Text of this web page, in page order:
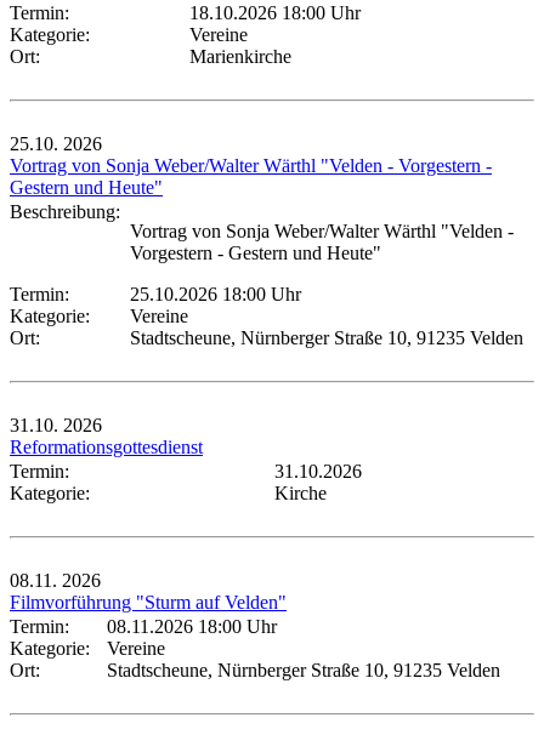
Termin:
18.10.2026 18:00 Uhr
Kategorie:
Vereine
Ort:
Marienkirche
25.10. 2026
Vortrag von Sonja Weber/Walter Wärthl "Velden - Vorgestern -
Gestern und Heute"
Beschreibung:
Vortrag von Sonja Weber/Walter Wärthl "Velden -
Vorgestern - Gestern und Heute"
Termin:
25.10.2026 18:00 Uhr
Kategorie:
Vereine
Ort:
Stadtscheune, Nürnberger Straße 10, 91235 Velden
31.10. 2026
Reformationsgottesdienst
Termin:
31.10.2026
Kategorie:
Kirche
08.11. 2026
Filmvorführung "Sturm auf Velden"
Termin:
08.11.2026 18:00 Uhr
Kategorie:
Vereine
Ort:
Stadtscheune, Nürnberger Straße 10, 91235 Velden